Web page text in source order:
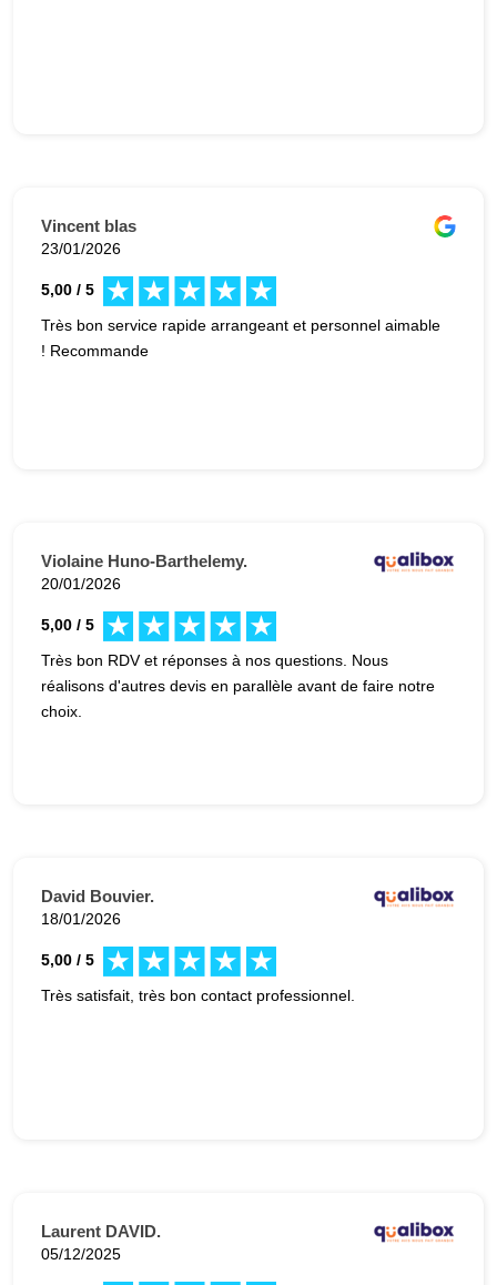
Vincent blas
23/01/2026
5,00 / 5
Très bon service rapide arrangeant et personnel aimable
! Recommande
Violaine Huno-Barthelemy.
20/01/2026
5,00 / 5
Très bon RDV et réponses à nos questions. Nous
réalisons d'autres devis en parallèle avant de faire notre
choix.
David Bouvier.
18/01/2026
5,00 / 5
Très satisfait, très bon contact professionnel.
Laurent DAVID.
05/12/2025